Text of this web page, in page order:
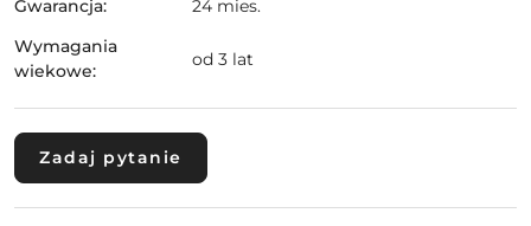
Gwarancja:
24 mies.
Wymagania
wiekowe:
od 3 lat
Zadaj pytanie